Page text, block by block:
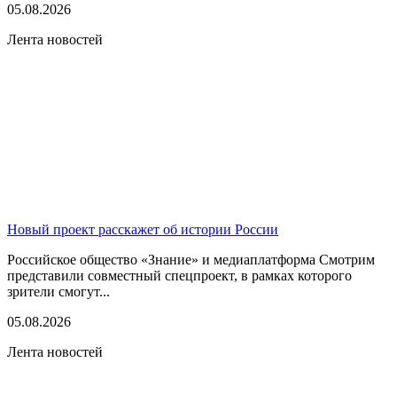
05.08.2026
Лента новостей
Новый проект расскажет об истории России
Российское общество «Знание» и медиаплатформа Смотрим
представили совместный спецпроект, в рамках которого
зрители смогут...
05.08.2026
Лента новостей